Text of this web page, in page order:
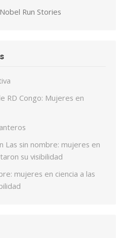
Run Stories
RD Congo: Mujeres en
Las sin nombre: mujeres en
su visibilidad
mujeres en ciencia a las